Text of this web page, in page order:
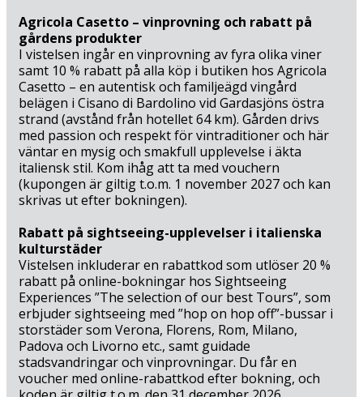
Agricola Casetto – vinprovning och rabatt på
gårdens produkter
I vistelsen ingår en vinprovning av fyra olika viner
samt 10 % rabatt på alla köp i butiken hos Agricola
Casetto – en autentisk och familjeägd vingård
belägen i Cisano di Bardolino vid Gardasjöns östra
strand (avstånd från hotellet 64 km). Gården drivs
med passion och respekt för vintraditioner och här
väntar en mysig och smakfull upplevelse i äkta
italiensk stil. Kom ihåg att ta med vouchern
(kupongen är giltig t.o.m. 1 november 2027 och kan
skrivas ut efter bokningen).
Rabatt på sightseeing-upplevelser i italienska
kulturstäder
Vistelsen inkluderar en rabattkod som utlöser 20 %
rabatt på online-bokningar hos Sightseeing
Experiences ”The selection of our best Tours”, som
erbjuder sightseeing med ”hop on hop off”-bussar i
storstäder som Verona, Florens, Rom, Milano,
Padova och Livorno etc., samt guidade
stadsvandringar och vinprovningar. Du får en
voucher med online-rabattkod efter bokning, och